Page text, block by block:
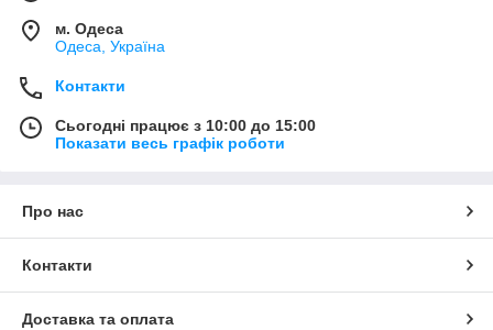
м. Одеса
Одеса, Україна
Контакти
Сьогодні працює з 10:00 до 15:00
Показати весь графік роботи
Про нас
Контакти
Доставка та оплата